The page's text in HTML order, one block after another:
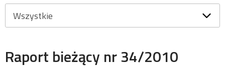
Raport bieżący nr 34/2010